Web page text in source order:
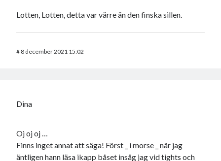
Lotten, Lotten, detta var värre än den finska sillen.
# 8 december 2021 15:02
Dina
Oj oj oj …
Finns inget annat att säga! Först _ i morse _ när jag
äntligen hann läsa ikapp båset insåg jag vid tights och